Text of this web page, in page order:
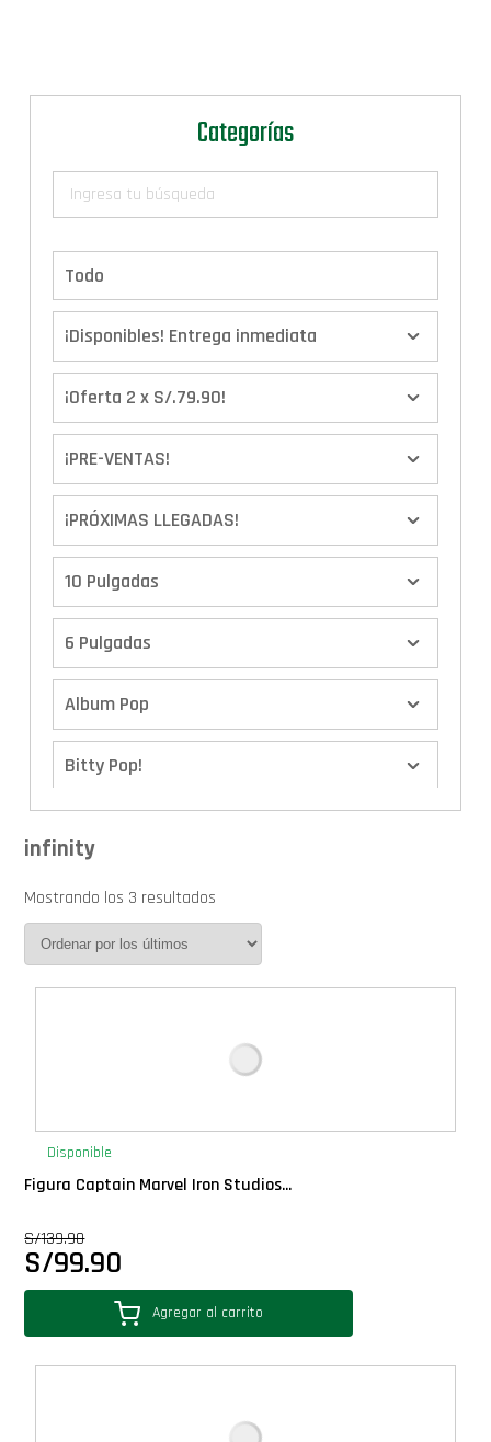
Categorías
Todo
¡Disponibles! Entrega inmediata
¡Oferta 2 x S/.79.90!
¡PRE-VENTAS!
¡PRÓXIMAS LLEGADAS!
10 Pulgadas
6 Pulgadas
Album Pop
Bitty Pop!
Calendario de Adviento
Cover Pop!
Exclusivos
Gift Cards
Llaveros Pop
Moments
infinity
Mostrando los 3 resultados
Disponible
Figura Captain Marvel Iron Studios...
S/139.90
S/99.90
Agregar al carrito